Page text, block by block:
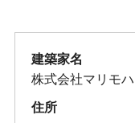
建築家名
株式会社マリモ
住所